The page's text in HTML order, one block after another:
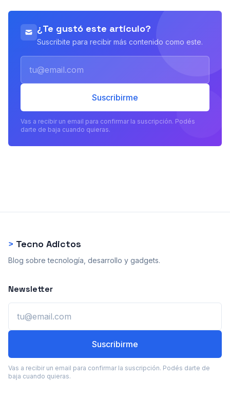
¿Te gustó este artículo?
Suscribite para recibir más contenido como este.
Suscribirme
Vas a recibir un email para confirmar la suscripción. Podés
darte de baja cuando quieras.
> Tecno Adictos
Blog sobre tecnología, desarrollo y gadgets.
Newsletter
Suscribirme
Vas a recibir un email para confirmar la suscripción. Podés darte de
baja cuando quieras.